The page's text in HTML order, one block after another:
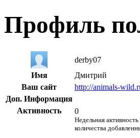
Профиль
derby07
Имя
Дмитрий
Ваш сайт
http://animals-
Доп. Информация
Активность
0
Недельная
количества